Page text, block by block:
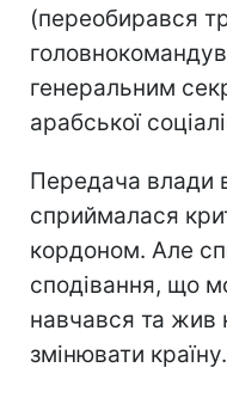
(переобирався
генеральним
арабської
Передача влади
сприймалася
кордоном. Але
сподівання, що
навчався та жив
змінювати країну.